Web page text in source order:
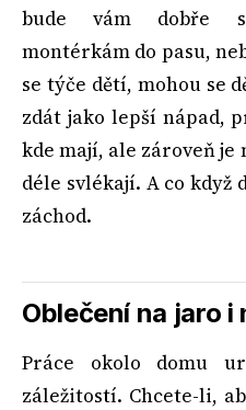
bude vám dobře
montérkám do pasu,
se týče dětí, mohou se
zdát jako lepší nápad,
kde mají, ale zároveň je
déle svlékají. A co když
záchod.
Oblečení na jaro i
Práce okolo domu
záležitostí. Chcete-li,